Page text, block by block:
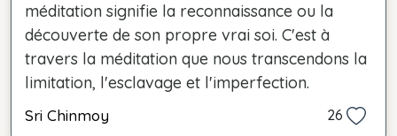
méditation signifie la reconnaissance ou la
découverte de son propre vrai soi. C'est à
travers la méditation que nous transcendons la
limitation, l'esclavage et l'imperfection.
Sri Chinmoy 26